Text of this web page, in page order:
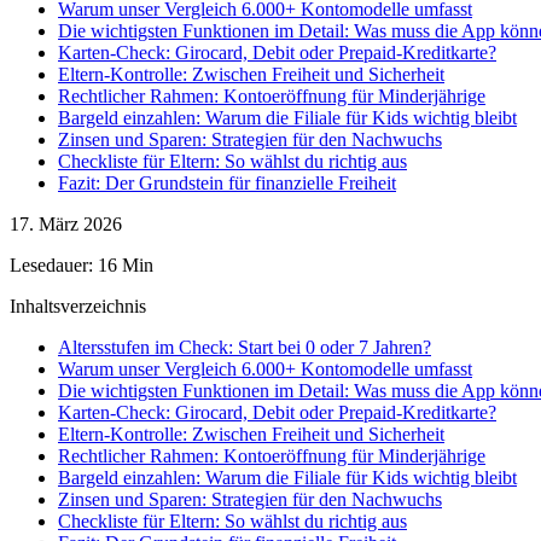
Warum unser Vergleich 6.000+ Kontomodelle umfasst
Die wichtigsten Funktionen im Detail: Was muss die App
Karten-Check: Girocard, Debit oder Prepaid-Kreditkarte?
Eltern-Kontrolle: Zwischen Freiheit und Sicherheit
Rechtlicher Rahmen: Kontoeröffnung für Minderjährige
Bargeld einzahlen: Warum die Filiale für Kids wichtig bleibt
Zinsen und Sparen: Strategien für den Nachwuchs
Checkliste für Eltern: So wählst du richtig aus
Fazit: Der Grundstein für finanzielle Freiheit
17. März 2026
Lesedauer: 16 Min
Inhaltsverzeichnis
Altersstufen im Check: Start bei 0 oder 7 Jahren?
Warum unser Vergleich 6.000+ Kontomodelle umfasst
Die wichtigsten Funktionen im Detail: Was muss die App
Karten-Check: Girocard, Debit oder Prepaid-Kreditkarte?
Eltern-Kontrolle: Zwischen Freiheit und Sicherheit
Rechtlicher Rahmen: Kontoeröffnung für Minderjährige
Bargeld einzahlen: Warum die Filiale für Kids wichtig bleibt
Zinsen und Sparen: Strategien für den Nachwuchs
Checkliste für Eltern: So wählst du richtig aus